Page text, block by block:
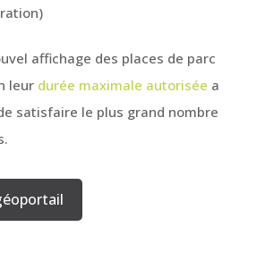
affichage des places de parc
leur durée maximale autorisée a
satisfaire le plus grand nombre